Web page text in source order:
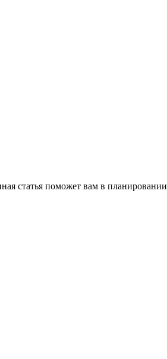
статья поможет вам в планировании